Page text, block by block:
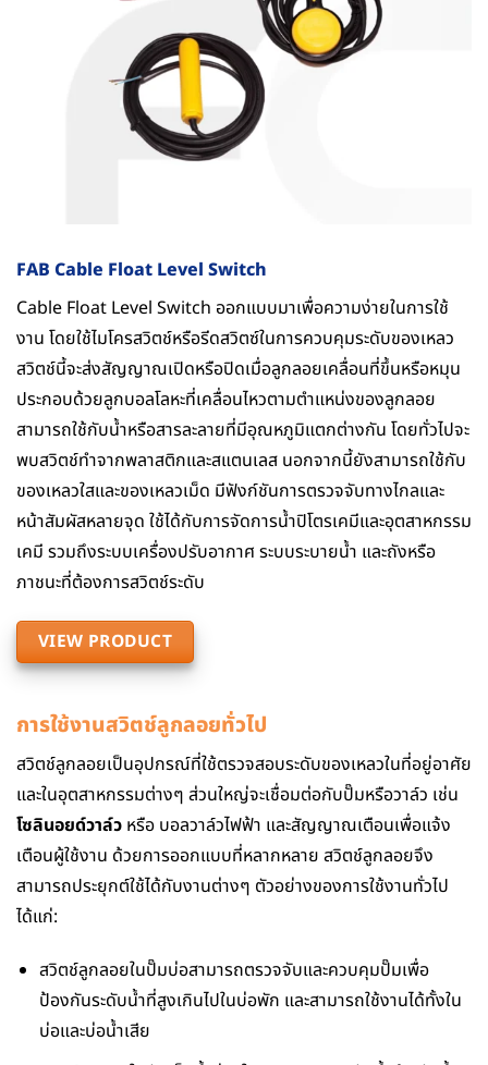
FAB Cable Float Level Switch
Cable Float Level Switch ออกแบบมาเพื่อความง่ายในการใช้
งาน โดยใช้ไมโครสวิตช์หรือรีดสวิตซ์ในการควบคุมระดับของเหลว
สวิตช์นี้จะส่งสัญญาณเปิดหรือปิดเมื่อลูกลอยเคลื่อนที่ขึ้นหรือหมุน
ประกอบด้วยลูกบอลโลหะที่เคลื่อนไหวตามตำแหน่งของลูกลอย
สามารถใช้กับน้ำหรือสารละลายที่มีอุณหภูมิแตกต่างกัน โดยทั่วไปจะ
พบสวิตช์ทำจากพลาสติกและสแตนเลส นอกจากนี้ยังสามารถใช้กับ
ของเหลวใสและของเหลวเม็ด มีฟังก์ชันการตรวจจับทางไกลและ
หน้าสัมผัสหลายจุด ใช้ได้กับการจัดการน้ำปิโตรเคมีและอุตสาหกรรม
เคมี รวมถึงระบบเครื่องปรับอากาศ ระบบระบายน้ำ และถังหรือ
ภาชนะที่ต้องการสวิตช์ระดับ
VIEW PRODUCT
การใช้งานสวิตช์ลูกลอยทั่วไป
สวิตช์ลูกลอยเป็นอุปกรณ์ที่ใช้ตรวจสอบระดับของเหลวในที่อยู่อาศัย
และในอุตสาหกรรมต่างๆ ส่วนใหญ่จะเชื่อมต่อกับปั๊มหรือวาล์ว เช่น
โซลินอยด์วาล์ว หรือ บอลวาล์วไฟฟ้า และสัญญาณเตือนเพื่อแจ้ง
เตือนผู้ใช้งาน ด้วยการออกแบบที่หลากหลาย สวิตช์ลูกลอยจึง
สามารถประยุกต์ใช้ได้กับงานต่างๆ ตัวอย่างของการใช้งานทั่วไป
ได้แก่:
สวิตช์ลูกลอยในปั๊มบ่อสามารถตรวจจับและควบคุมปั๊มเพื่อ
ป้องกันระดับน้ำที่สูงเกินไปในบ่อพัก และสามารถใช้งานได้ทั้งใน
บ่อและบ่อน้ำเสีย